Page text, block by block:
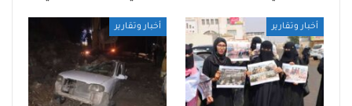
أخبار وتقارير أخبار وتقارير